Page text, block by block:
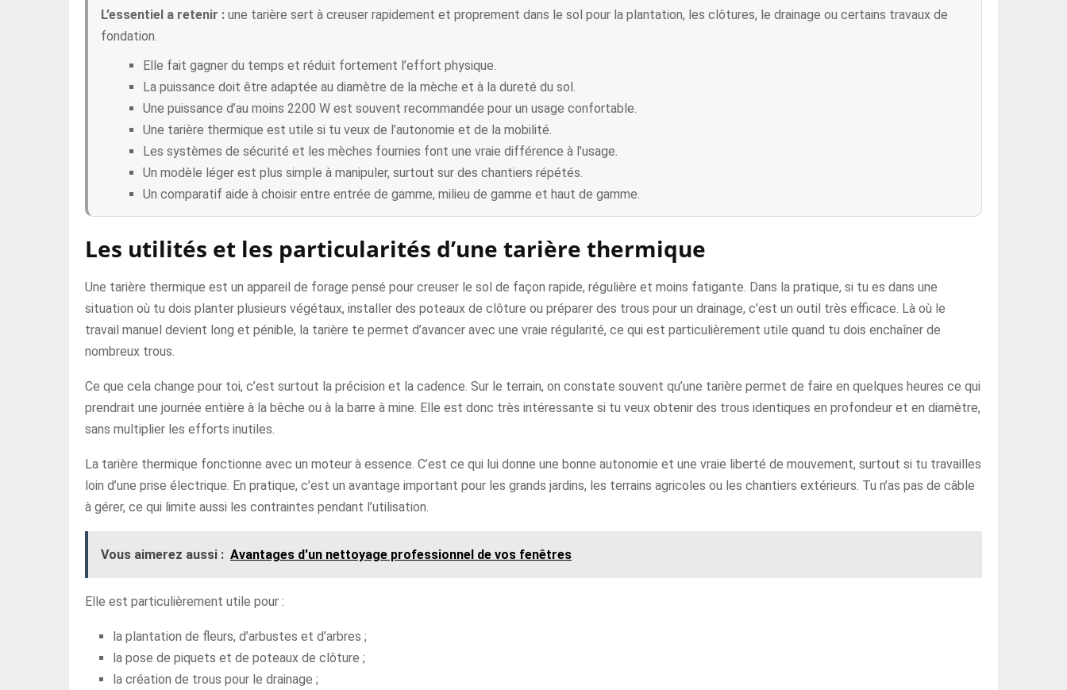
L’essentiel a retenir : une tarière sert à creuser rapidement et proprement dans le sol pour la plantation, les clôtures, le drainage ou certains travaux de
fondation.
Elle fait gagner du temps et réduit fortement l’effort physique.
La puissance doit être adaptée au diamètre de la mèche et à la dureté du sol.
Une puissance d’au moins 2200 W est souvent recommandée pour un usage confortable.
Une tarière thermique est utile si tu veux de l’autonomie et de la mobilité.
Les systèmes de sécurité et les mèches fournies font une vraie différence à l’usage.
Un modèle léger est plus simple à manipuler, surtout sur des chantiers répétés.
Un comparatif aide à choisir entre entrée de gamme, milieu de gamme et haut de gamme.
Les utilités et les particularités d’une tarière thermique
Une tarière thermique est un appareil de forage pensé pour creuser le sol de façon rapide, régulière et moins fatigante. Dans la pratique, si tu es dans une
situation où tu dois planter plusieurs végétaux, installer des poteaux de clôture ou préparer des trous pour un drainage, c’est un outil très efficace. Là où le
travail manuel devient long et pénible, la tarière te permet d’avancer avec une vraie régularité, ce qui est particulièrement utile quand tu dois enchaîner de
nombreux trous.
Ce que cela change pour toi, c’est surtout la précision et la cadence. Sur le terrain, on constate souvent qu’une tarière permet de faire en quelques heures ce qui
prendrait une journée entière à la bêche ou à la barre à mine. Elle est donc très intéressante si tu veux obtenir des trous identiques en profondeur et en diamètre,
sans multiplier les efforts inutiles.
La tarière thermique fonctionne avec un moteur à essence. C’est ce qui lui donne une bonne autonomie et une vraie liberté de mouvement, surtout si tu travailles
loin d’une prise électrique. En pratique, c’est un avantage important pour les grands jardins, les terrains agricoles ou les chantiers extérieurs. Tu n’as pas de câble
à gérer, ce qui limite aussi les contraintes pendant l’utilisation.
Vous aimerez aussi : Avantages d'un nettoyage professionnel de vos fenêtres
Elle est particulièrement utile pour :
la plantation de fleurs, d’arbustes et d’arbres ;
la pose de piquets et de poteaux de clôture ;
la création de trous pour le drainage ;